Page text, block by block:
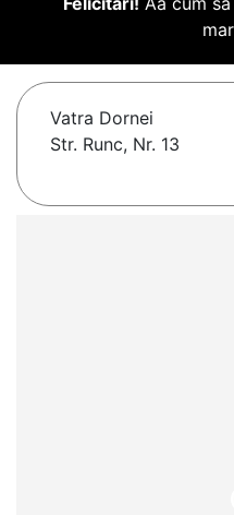
Vatra Dornei
Str. Runc, Nr. 13